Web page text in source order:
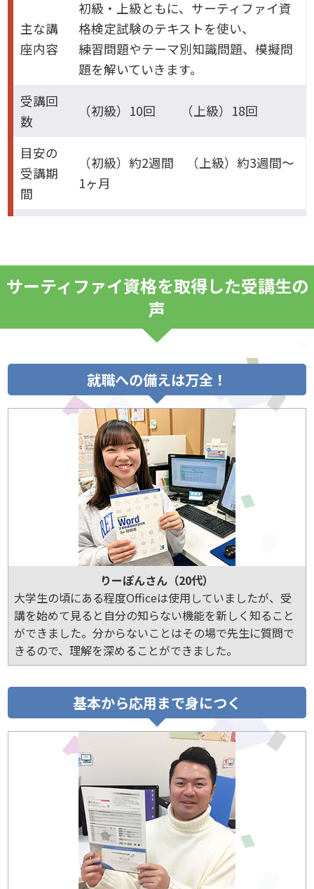
主な講
座内容
初級・上級ともに、サーティファイ資
格検定試験のテキストを使い、
練習問題やテーマ別知識問題、模擬問
題を解いていきます。
受講回
数
（初級）10回 （上級）18回
目安の
受講期
間
（初級）約2週間 （上級）約3週間～
1ヶ月
サーティファイ資格を取得した受講生の
声
就職への備えは万全！
りーぽんさん（20代）
大学生の頃にある程度Officeは使用していましたが、受
講を始めて見ると自分の知らない機能を新しく知ること
ができました。分からないことはその場で先生に質問で
きるので、理解を深めることができました。
基本から応用まで身につく